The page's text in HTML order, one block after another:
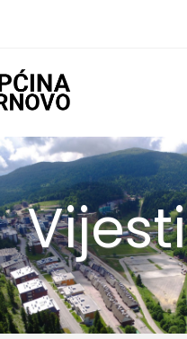
Vijesti